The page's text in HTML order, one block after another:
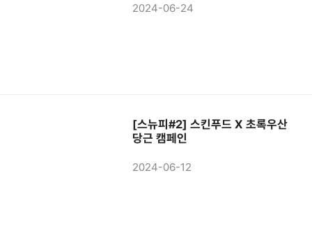
2024-06-24
[스뉴피#2] 스킨푸드 X 초록우산
당근 캠페인
2024-06-12